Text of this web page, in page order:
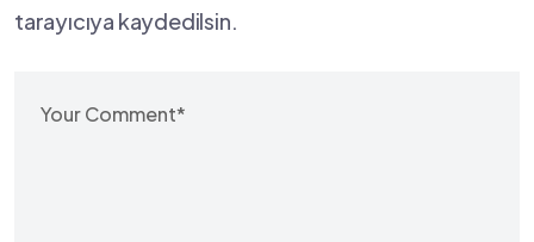
tarayıcıya kaydedilsin.